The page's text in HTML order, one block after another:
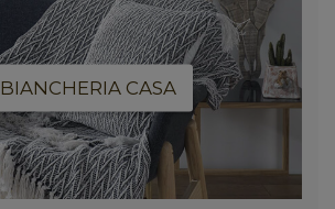
BIANCHERIA CASA